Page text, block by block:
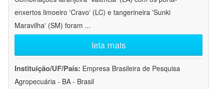
enxertos limoeiro 'Cravo' (LC) e tangerineira 'Sunki
Maravilha' (SM) foram ...
leia mais
Instituição/UF/País: Empresa Brasileira de Pesquisa
Agropecuária - BA - Brasil